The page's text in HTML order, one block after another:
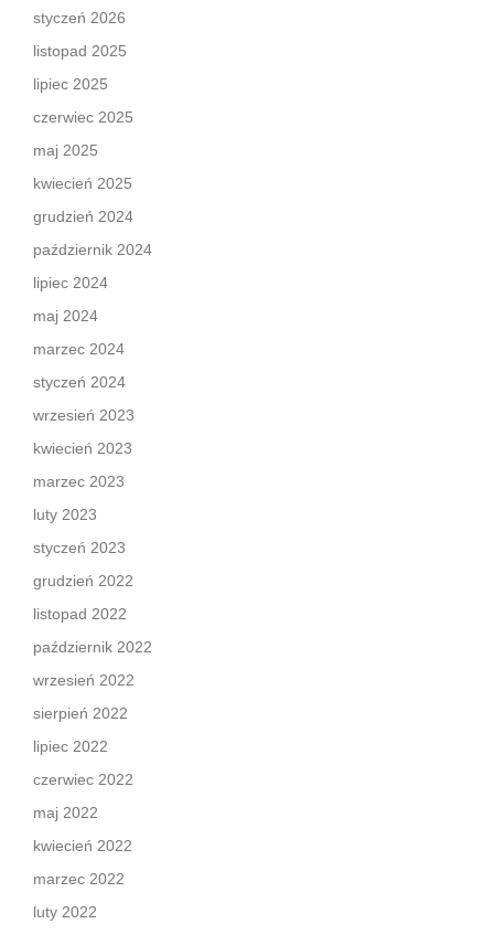
styczeń 2026
listopad 2025
lipiec 2025
czerwiec 2025
maj 2025
kwiecień 2025
grudzień 2024
październik 2024
lipiec 2024
maj 2024
marzec 2024
styczeń 2024
wrzesień 2023
kwiecień 2023
marzec 2023
luty 2023
styczeń 2023
grudzień 2022
listopad 2022
październik 2022
wrzesień 2022
sierpień 2022
lipiec 2022
czerwiec 2022
maj 2022
kwiecień 2022
marzec 2022
luty 2022